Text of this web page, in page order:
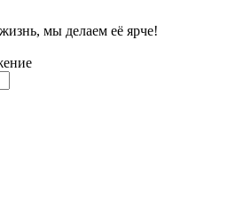
мы делаем её ярче!